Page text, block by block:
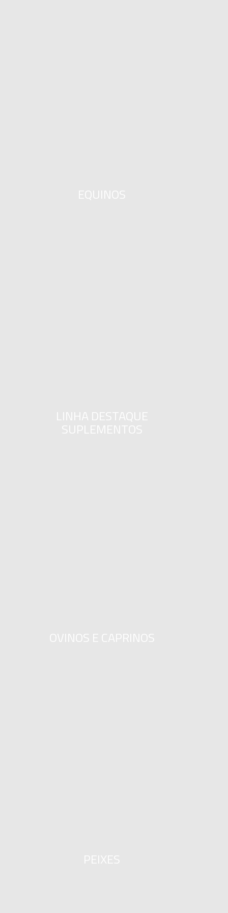
EQUINOS
LINHA DESTAQUE
SUPLEMENTOS
OVINOS E CAPRINOS
PEIXES